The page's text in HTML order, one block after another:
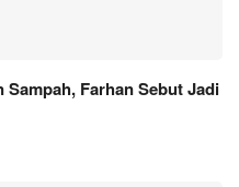
Sampah, Farhan Sebut Jadi